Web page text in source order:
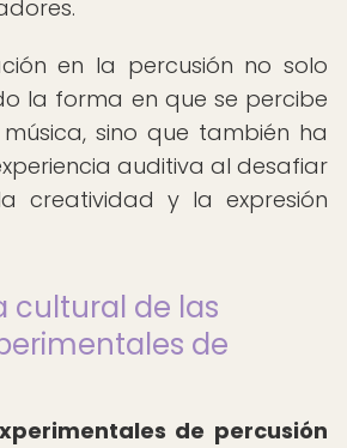
en la percusión no solo
la forma en que se percibe
sino que también ha
auditiva al desafiar
creatividad y la expresión
cultural de las
de
de percusión